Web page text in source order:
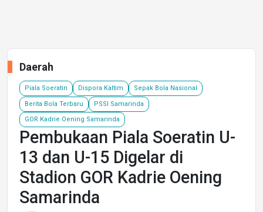
Daerah
Piala Soeratin Dispora Kaltim Sepak Bola Nasional
Berita Bola Terbaru PSSI Samarinda
GOR Kadrie Oening Samarinda
Pembukaan Piala Soeratin U-
13 dan U-15 Digelar di
Stadion GOR Kadrie Oening
Samarinda